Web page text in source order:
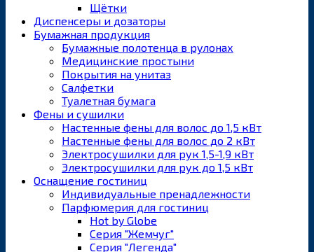
Щётки
Диспенсеры и дозаторы
Бумажная продукция
Бумажные полотенца в рулонах
Медицинские простыни
Покрытия на унитаз
Салфетки
Туалетная бумага
Фены и сушилки
Настенные фены для волос до 1,5 кВт
Настенные фены для волос до 2 кВт
Электросушилки для рук 1,5-1,9 кВт
Электросушилки для рук до 1,5 кВт
Оснащение гостиниц
Индивидуальные пренадлежности
Парфюмерия для гостиниц
Hot by Globe
Серия "Жемчуг"
Серия "Легенда"